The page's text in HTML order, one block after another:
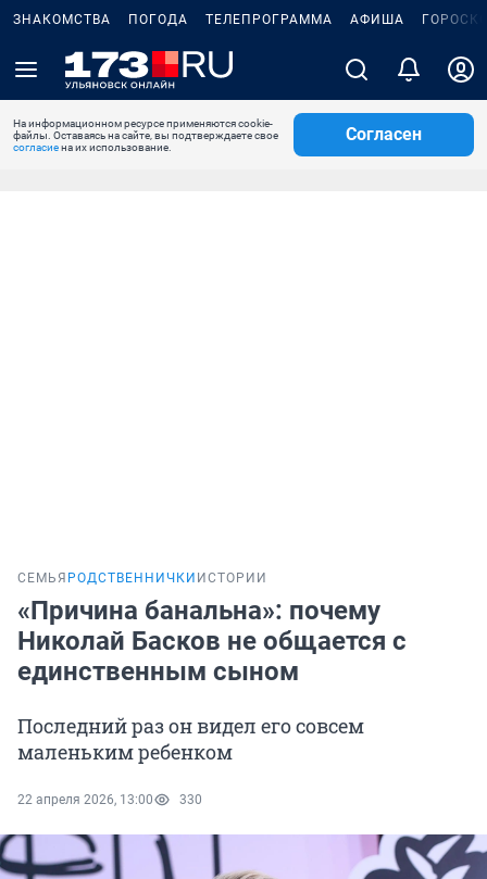
ЗНАКОМСТВА ПОГОДА ТЕЛЕПРОГРАММА АФИША
На информационном ресурсе применяются cookie-
файлы. Оставаясь на сайте, вы подтверждаете свое
согласиена их использование.
Согласен
СЕМЬЯ РОДСТВЕННИЧКИ ИСТОРИИ
«Причина банальна»: почему
Николай Басков не общается с
единственным сыном
Последний раз он видел его совсем
маленьким ребенком
22 апреля 2026, 13:00 330